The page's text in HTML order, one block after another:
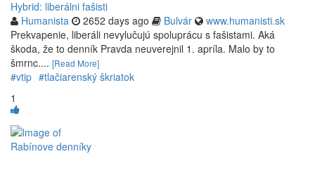
Hybrid: liberálni fašisti
Humanista
2652 days ago Bulvár
www.humanisti.sk
Prekvapenie, liberáli nevylučujú spoluprácu s fašistami. Aká
škoda, že to denník Pravda neuverejnil 1. apríla. Malo by to
šmrnc.... [Read More]
#vtip #tlačiarenský škriatok
1